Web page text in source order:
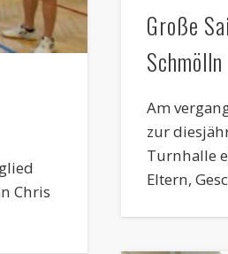
Große
Schmölln
Am
zur
Turnhalle
Eltern,
Chris